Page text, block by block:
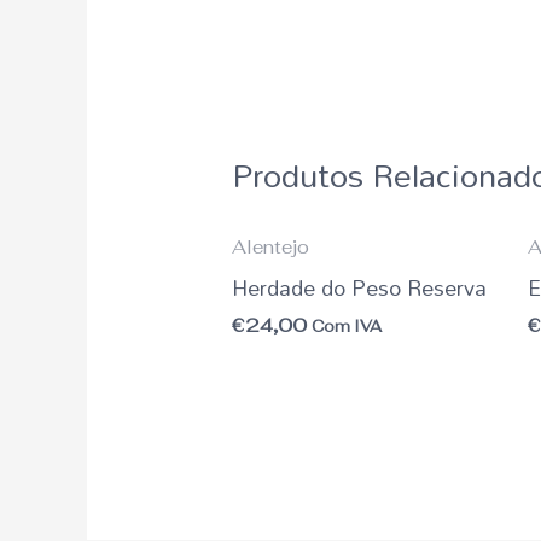
Produtos
Alentejo
Herdade do Peso Reserva
€24,00 Com IVA €